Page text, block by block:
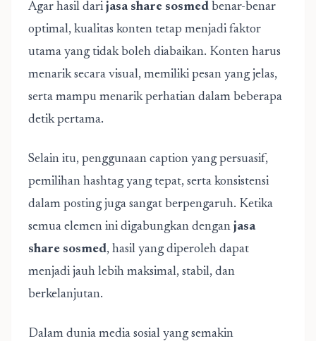
Agar hasil dari jasa share sosmed benar-benar
optimal, kualitas konten tetap menjadi faktor
utama yang tidak boleh diabaikan. Konten harus
menarik secara visual, memiliki pesan yang jelas,
serta mampu menarik perhatian dalam beberapa
detik pertama.
Selain itu, penggunaan caption yang persuasif,
pemilihan hashtag yang tepat, serta konsistensi
dalam posting juga sangat berpengaruh. Ketika
semua elemen ini digabungkan dengan jasa
share sosmed, hasil yang diperoleh dapat
menjadi jauh lebih maksimal, stabil, dan
berkelanjutan.
Dalam dunia media sosial yang semakin